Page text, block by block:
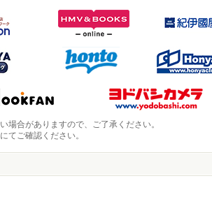
合がありますので、ご了承ください。
てご確認ください。